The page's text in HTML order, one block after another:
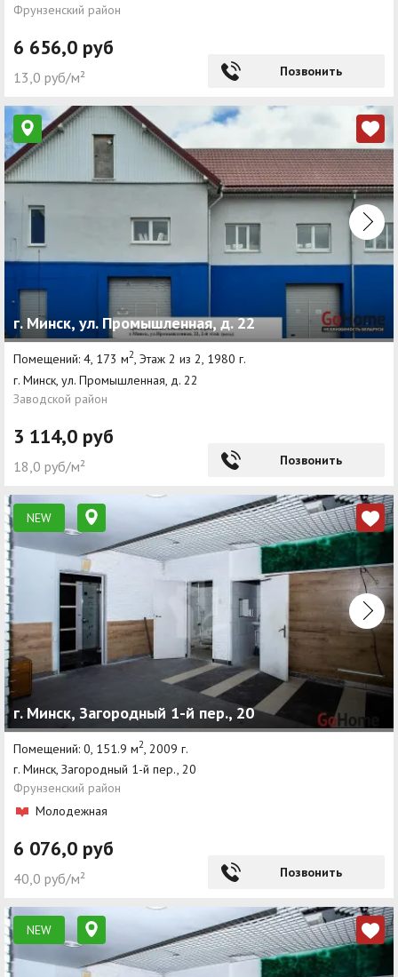
Фрунзенский район
6 656,0 руб
13,0 руб/м² Позвонить
г. Минск, ул. Промышленная, д. 22
Помещений: 4, 173 м2, Этаж 2 из 2, 1980 г.
г. Минск, ул. Промышленная, д. 22
Заводской район
3 114,0 руб
18,0 руб/м² Позвонить
NEW
г. Минск, Загородный 1-й пер., 20
Помещений: 0, 151.9 м2 , 2009 г.
г. Минск, Загородный 1-й пер., 20
Фрунзенский район
Молодежная
6 076,0 руб
40,0 руб/м² Позвонить
NEW